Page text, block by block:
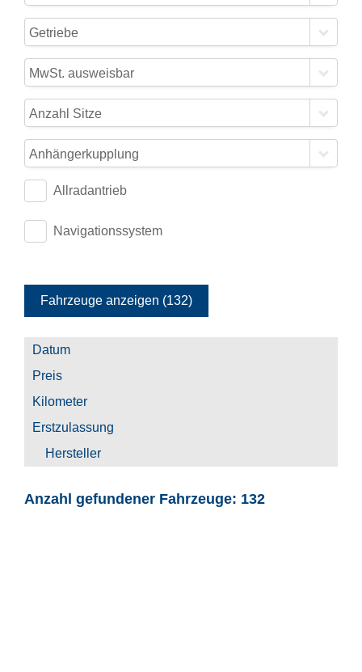
Getriebe
MwSt. ausweisbar
Anzahl Sitze
Anhängerkupplung
Allradantrieb
Navigationssystem
Fahrzeuge anzeigen (132)
Datum
Preis
Kilometer
Erstzulassung
Hersteller
Anzahl gefundener Fahrzeuge: 132